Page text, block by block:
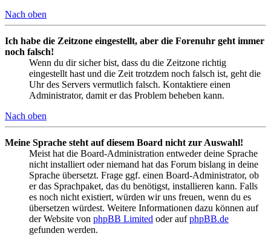
Nach oben
Ich habe die Zeitzone eingestellt, aber die Forenuhr geht immer
noch falsch!
Wenn du dir sicher bist, dass du die Zeitzone richtig
eingestellt hast und die Zeit trotzdem noch falsch ist, geht die
Uhr des Servers vermutlich falsch. Kontaktiere einen
Administrator, damit er das Problem beheben kann.
Nach oben
Meine Sprache steht auf diesem Board nicht zur Auswahl!
Meist hat die Board-Administration entweder deine Sprache
nicht installiert oder niemand hat das Forum bislang in deine
Sprache übersetzt. Frage ggf. einen Board-Administrator, ob
er das Sprachpaket, das du benötigst, installieren kann. Falls
es noch nicht existiert, würden wir uns freuen, wenn du es
übersetzen würdest. Weitere Informationen dazu können auf
der Website von phpBB Limited oder aufphpBB.de
gefunden werden.